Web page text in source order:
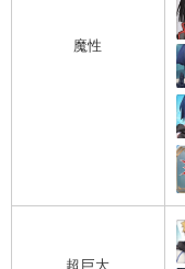
魔性
超巨大